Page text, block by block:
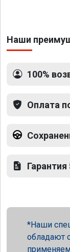
Наши
100%
Оплата
Гарантия
Наши
обладают